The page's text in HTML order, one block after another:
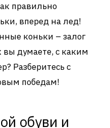
правильно
вперед на лед!
коньки – залог
вы думаете, с каким
Разберитесь с
победам!
обуви и